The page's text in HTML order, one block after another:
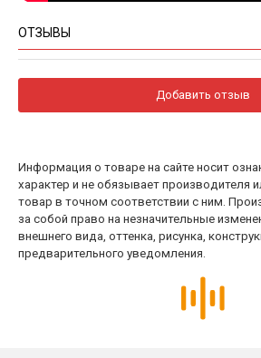
ОТЗЫВЫ
Добавить отзыв
Информация о товаре на сайте носит
характер и не обязывает производителя
товар в точном соответствии с ним.
за собой право на незначительные
внешнего вида, оттенка, рисунка,
предварительного уведомления.